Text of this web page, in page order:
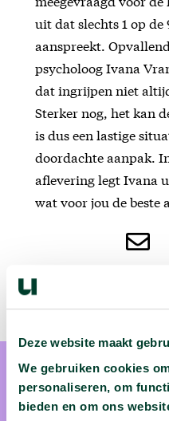
Deze website maakt
We gebruiken cookies
personaliseren, om
bieden en om ons
uit dat slechts 1 op
aanspreekt.
psycholoog Ivana
dat ingrijpen niet
Sterker nog, het kan
is dus een lastige
doordachte aanpak.
aflevering legt Ivana
wat voor jou de beste